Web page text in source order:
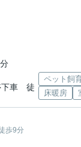
下車 徒
ペット飼
床暖房
歩9分